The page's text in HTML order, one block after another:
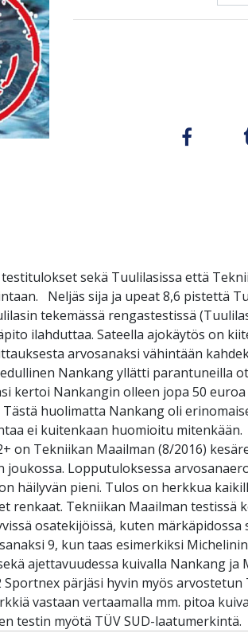
sekä Tuulilasissa että
Neljäs sija ja upeat 8,6 pistettä
tekemässä rengastestissä
ilahduttaa. Sateella ajokäytös on
arvosanaksi vähintään
Nankang yllätti parantuneilla
kertoi Nankangin olleen jopa 50
huolimatta Nankang oli
ei kuitenkaan huomioitu
on Tekniikan Maailman (8/2016)
Lopputuloksessa
häilyvän pieni. Tulos on herkkua
renkaat. Tekniikan Maailman testissä
osatekijöissä, kuten
9, kun taas esimerkiksi
ajettavuudessa kuivalla Nankang ja
pärjäsi hyvin myös arvostetun
vastaan vertaamalla mm. pitoa
testin myötä TÜV SUD-